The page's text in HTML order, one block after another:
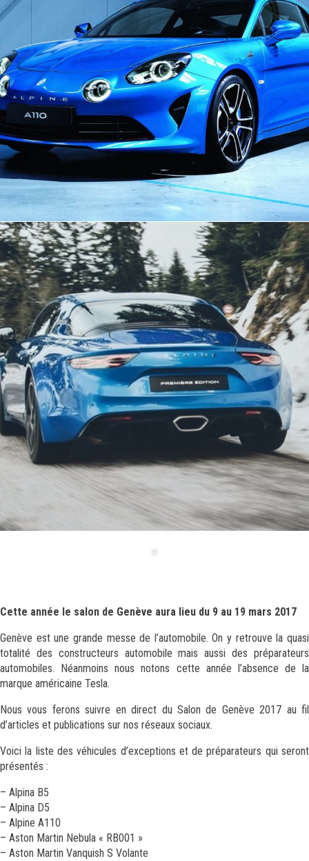
Cette année le salon de Genève aura lieu du 9 au 19 mars 2017
Genève est une grande messe de l’automobile. On y retrouve la quasi
totalité des constructeurs automobile mais aussi des préparateurs
automobiles. Néanmoins nous notons cette année l’absence de la
marque américaine Tesla.
Nous vous ferons suivre en direct du Salon de Genève 2017 au fil
d’articles et publications sur nos réseaux sociaux.
Voici la liste des véhicules d’exceptions et de préparateurs qui seront
présentés :
– Alpina B5
– Alpina D5
– Alpine A110
– Aston Martin Nebula « RB001 »
– Aston Martin Vanquish S Volante